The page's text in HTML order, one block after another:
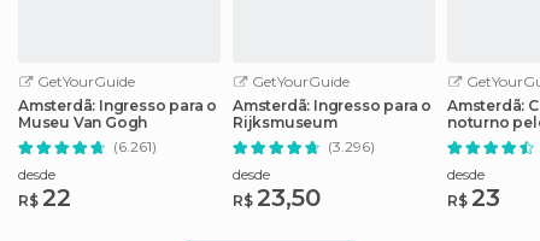
GetYourGuide
Amsterdã: Ingresso para o
Museu Van Gogh
(6.261)
desde
R$ 22
GetYourGuide
Amsterdã: Ingresso para o
Rijksmuseum
(3.296)
desde
R$ 23,50
Amsterdã:
noturno
desde
R$ 23